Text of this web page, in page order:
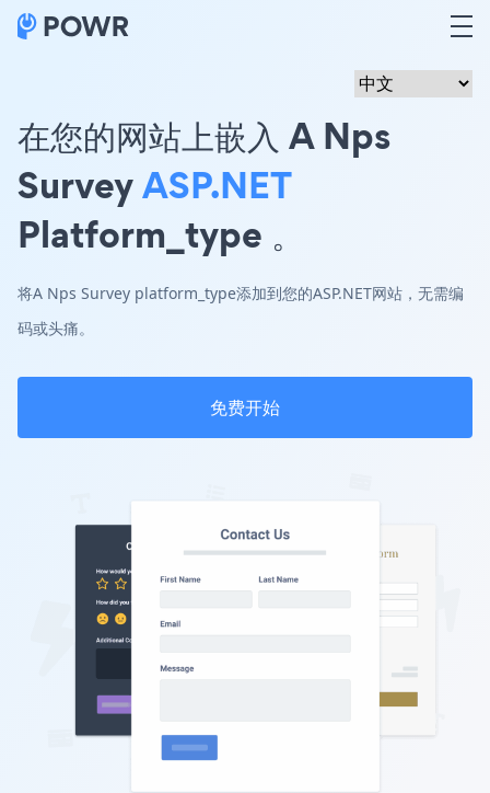
在您的网站上嵌入 A Nps
SurveyASP.NET
Platform_type 。
将A Nps Survey platform_type添加到您的ASP.NET网站，无需编
码或头痛。
免费开始